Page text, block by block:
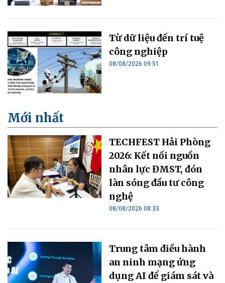
Từ dữ liệu đến trí tuệ
công nghiệp
08/08/2026 09:51
Mới nhất
TECHFEST Hải Phòng
2026: Kết nối nguồn
nhân lực ĐMST, đón
làn sóng đầu tư công
nghệ
08/08/2026 08:33
Trung tâm điều hành
an ninh mạng ứng
dụng AI để giám sát và